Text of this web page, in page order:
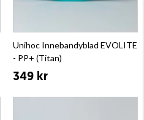
Unihoc Innebandyblad EVOLITE
- PP+ (Titan)
349 kr